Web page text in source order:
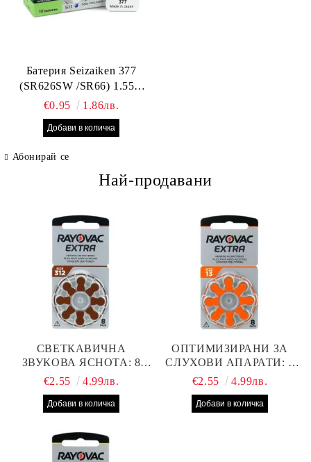
Батерия Seizaiken 377
(SR626SW /SR66) 1.55V
Silver Oxide – оригинална
Seiko батерия за часовник,
Made in Japan
€0.95 1.86лв.
Абонирай се
Най-продавани
СВЕТКАВИЧНА
ЗВУКОВА ЯСНОТА: 8
БРОЯ RAYOVAC EXTRA
СЛУХОВ АПАРАТ С
€2.55 4.99лв.
ОПТИМИЗИРАНИ ЗА
СЛУХОВИ АПАРАТИ: 8
БРОЯ RAYOVAC EXTRA
ПРОИЗВОДИТЕЛНОСТ
€2.55 4.99лв.